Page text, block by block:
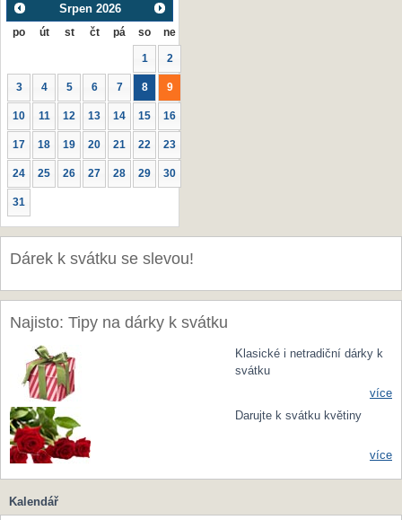
Srpen 2026
po út st čt pá so ne
1 2
3 4 5 6 7 8 9
10 11 12 13 14 15 16
17 18 19 20 21 22 23
24 25 26 27 28 29 30
31
Dárek k svátku se slevou!
Najisto: Tipy na dárky k svátku
Klasické i netradiční dárky k
svátku
více
Darujte k svátku květiny
více
Kalendář